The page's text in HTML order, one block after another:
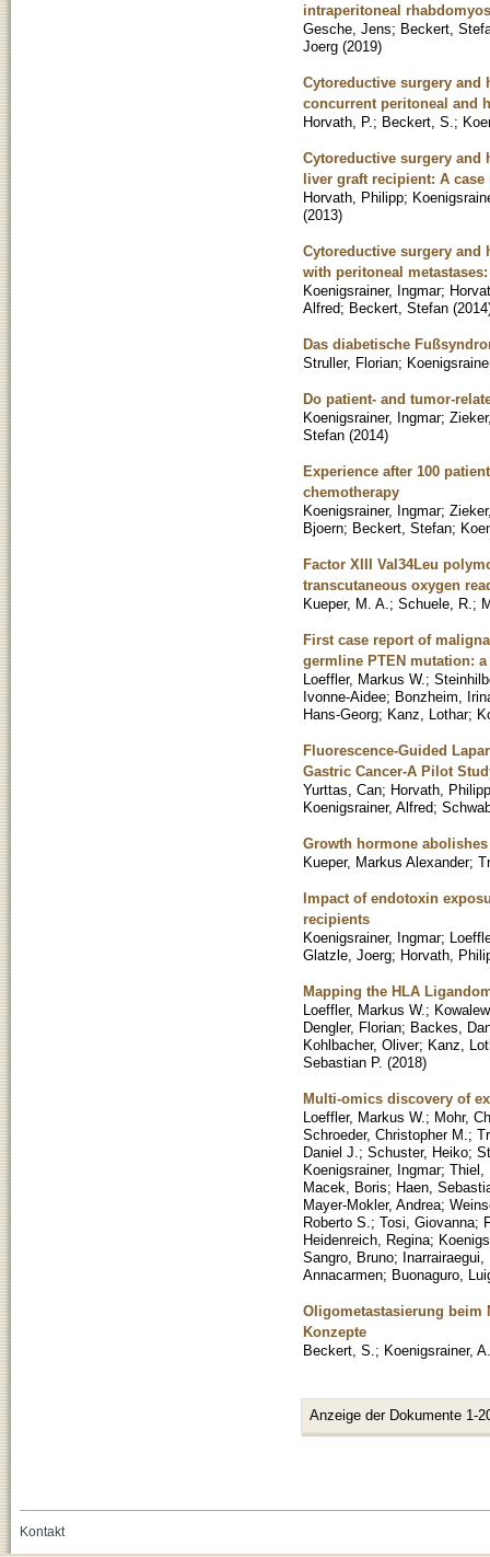
intraperitoneal
Gesche, Jens; Beckert,
Joerg (2019)
Cytoreductive surgery
concurrent peritoneal and
Horvath, P. ; Beckert, S. ;
Cytoreductive surgery and
liver graft recipient: A case
Horvath, Philipp;
(2013)
Cytoreductive surgery and
with peritoneal
Koenigsrainer, Ingmar;
Alfred; Beckert, Stefan (2014
Das diabetische
Struller, Florian;
Do patient- and tumor-
Koenigsrainer, Ingmar;
Stefan (2014)
Experience after 100
chemotherapy
Koenigsrainer, Ingmar;
Bjoern; Beckert, Stefan;
Factor XIII Val34Leu
transcutaneous oxygen
Kueper, M. A. ; Schuele, R. ;
First case report of
germline PTEN mutation:
Loeffler, Markus W. ;
Ivonne-Aidee; Bonzheim,
Hans-Georg; Kanz, Lothar;
Fluorescence-Guided
Gastric Cancer-A Pilot
Yurttas, Can; Horvath, Philipp
Koenigsrainer, Alfred;
Growth hormone
Kueper, Markus Alexander;
Impact of endotoxin
recipients
Koenigsrainer, Ingmar;
Glatzle, Joerg; Horvath,
Mapping the HLA
Loeffler, Markus W. ;
Dengler, Florian; Backes,
Kohlbacher, Oliver; Kanz,
Sebastian P. (2018)
Multi-omics discovery of
Loeffler, Markus W. ; Mohr,
Schroeder, Christopher M. ;
Daniel J. ; Schuster, Heiko;
Koenigsrainer, Ingmar; Thiel,
Macek, Boris; Haen,
Mayer-Mokler, Andrea;
Roberto S. ; Tosi, Giovanna;
Heidenreich, Regina;
Sangro, Bruno; Inarrairaegui,
Annacarmen; Buonaguro,
Oligometastasierung beim
Konzepte
Beckert, S. ; Koenigsrainer, A.
Anzeige der Dokumente 1-
Kontakt